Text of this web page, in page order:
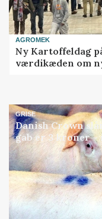
AGROMEK
Ny Kartoffeldag
værdikæden om
GRISE
Danish Crown
gab er 3 kroner –